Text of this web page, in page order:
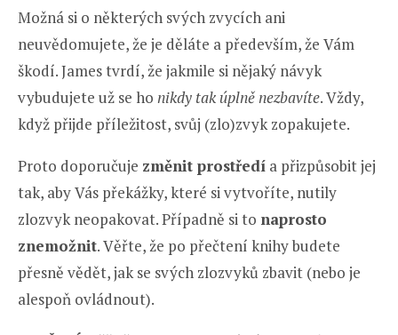
Možná si o některých svých zvycích ani
neuvědomujete, že je děláte a především, že Vám
škodí. James tvrdí, že jakmile si nějaký návyk
vybudujete už se ho nikdy tak úplně nezbavíte. Vždy,
když přijde příležitost, svůj (zlo)zvyk zopakujete.
Proto doporučuje změnit prostředí a přizpůsobit jej
tak, aby Vás překážky, které si vytvoříte, nutily
zlozvyk neopakovat. Případně si to naprosto
znemožnit. Věřte, že po přečtení knihy budete
přesně vědět, jak se svých zlozvyků zbavit (nebo je
alespoň ovládnout).